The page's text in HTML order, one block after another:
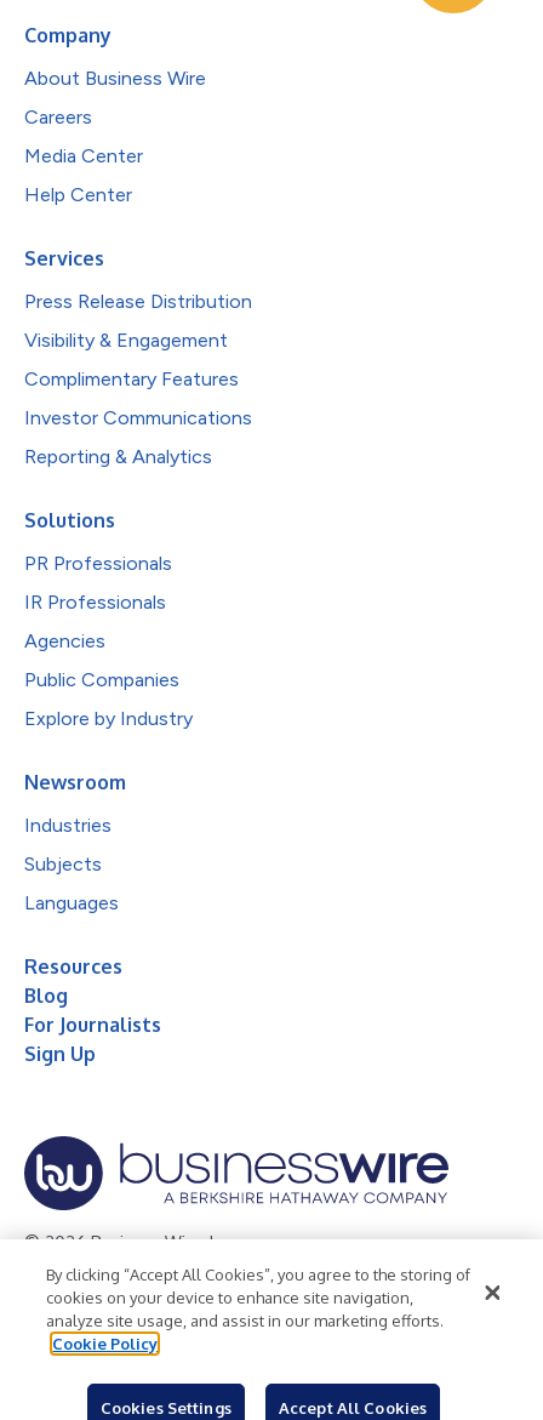
Company
About Business Wire
Careers
Media Center
Help Center
Services
Press Release Distribution
Visibility & Engagement
Complimentary Features
Investor Communications
Reporting & Analytics
Solutions
PR Professionals
IR Professionals
Agencies
Public Companies
Explore by Industry
Newsroom
Industries
Subjects
Languages
Resources
Blog
For Journalists
Sign Up
© 2026 Business Wire, Inc.
Privacy Policy Cookie Policy
Accessibility Statement
Terms of Use
Legal
By clicking “Accept All Cookies”, you agree to the storing of
cookies on your device to enhance site navigation,
analyze site usage, and assist in our marketing efforts.
Cookie Policy
Cookies Settings Accept All Cookies